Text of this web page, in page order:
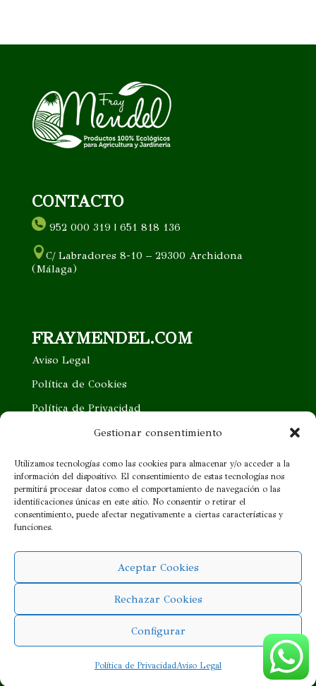
Gestionar consentimiento
Utilizamos tecnologías como las cookies para almacenar y/o acceder a la
información del dispositivo. El consentimiento de estas tecnologías nos
permitirá procesar datos como el comportamiento de navegación o las
identificaciones únicas en este sitio. No consentir o retirar el
consentimiento, puede afectar negativamente a ciertas características y
funciones.
Aceptar Cookies
Rechazar Cookies
Configurar
Política de PrivacidadAviso Legal
CONTACTO
952 000 319 | 651 818 136
C/ Labradores 8-10 – 29300 Archidona
(Málaga)
FRAYMENDEL.COM
Aviso Legal
Política de Cookies
Política de Privacidad
Trabaja con nosotros
Proveedor cercano
¡SÍGUENOS!
Copyright © 2021 Fray Mendel